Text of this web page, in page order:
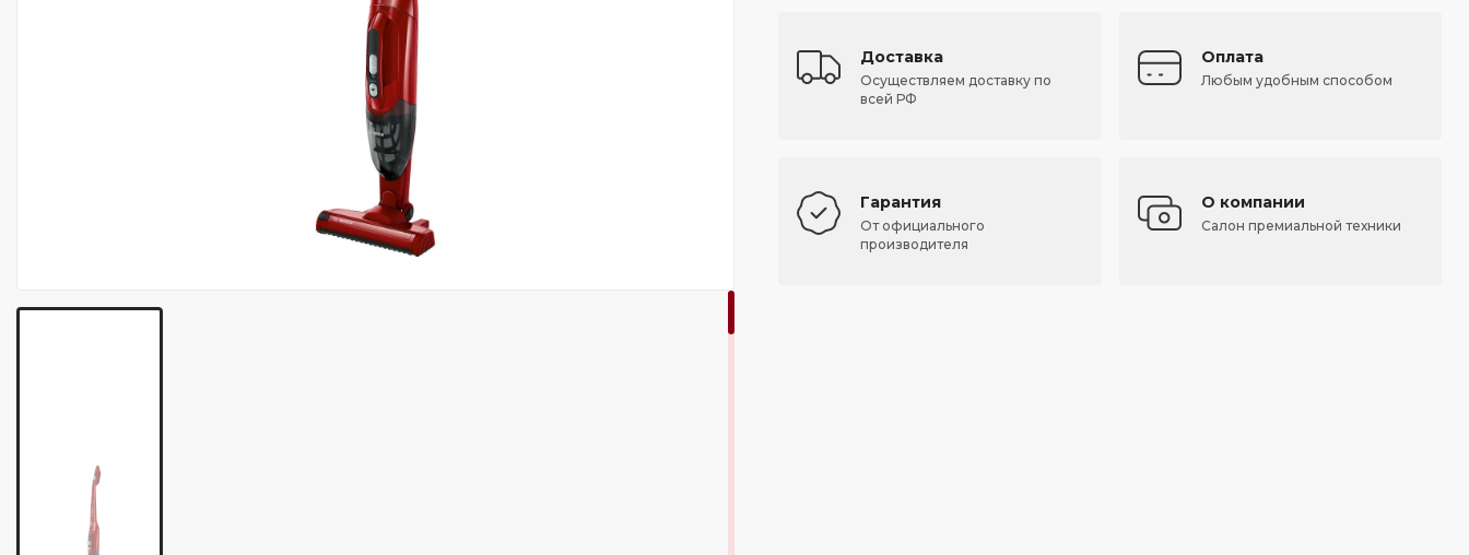
Доставка
Осуществляем доставку по
всей РФ
Оплата
Любым удобным способом
Гарантия
От официального
производителя
О компании
Салон премиальной техники